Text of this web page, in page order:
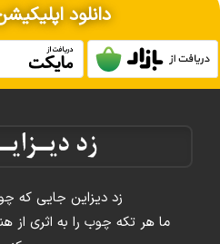
دانلود
زد دیزاین جایی که
ما هر تکه چوب را به اثری از